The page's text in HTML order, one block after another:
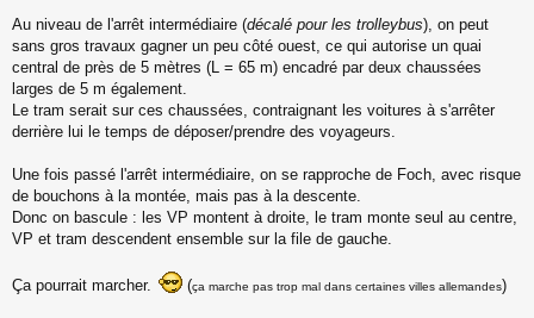
Au niveau de l'arrêt intermédiaire (décalé pour les trolleybus), on peut
sans gros travaux gagner un peu côté ouest, ce qui autorise un quai
central de près de 5 mètres (L = 65 m) encadré par deux chaussées
larges de 5 m également.
Le tram serait sur ces chaussées, contraignant les voitures à s'arrêter
derrière lui le temps de déposer/prendre des voyageurs.
Une fois passé l'arrêt intermédiaire, on se rapproche de Foch, avec risque
de bouchons à la montée, mais pas à la descente.
Donc on bascule : les VP montent à droite, le tram monte seul au centre,
VP et tram descendent ensemble sur la file de gauche.
Ça pourrait marcher. (ça marche pas trop mal dans certaines villes allemandes)